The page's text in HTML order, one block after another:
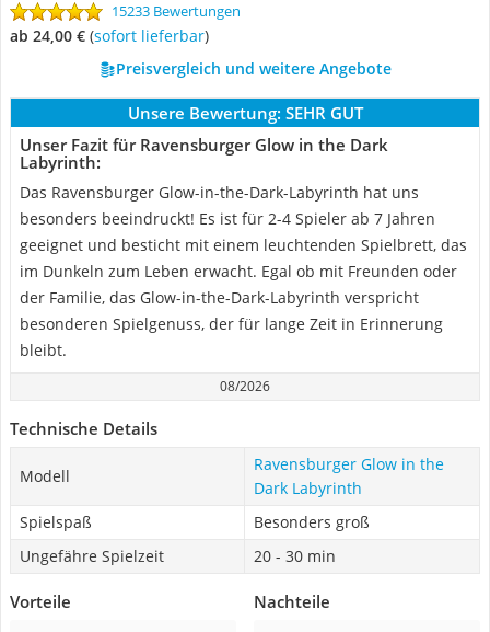
15233 Bewertungen
ab 24,00 € ( Sofort lieferbar)
Preisvergleich und weitere Angebote
Unsere Bewertung: SEHR GUT
Unser Fazit für Ravensburger Glow in the Dark
Labyrinth:
Das Ravensburger Glow-in-the-Dark-Labyrinth hat uns
besonders beeindruckt! Es ist für 2-4 Spieler ab 7 Jahren
geeignet und besticht mit einem leuchtenden Spielbrett, das
im Dunkeln zum Leben erwacht. Egal ob mit Freunden oder
der Familie, das Glow-in-the-Dark-Labyrinth verspricht
besonderen Spielgenuss, der für lange Zeit in Erinnerung
bleibt.
08/2026
Technische Details
Modell
Ravensburger Glow in the
Dark Labyrinth
Spielspaß
Besonders groß
Ungefähre Spielzeit
20 - 30 min
Vorteile Nachteile